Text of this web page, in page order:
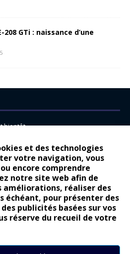
et des technologies
votre navigation, vous
encore comprendre
notre site web afin de
améliorations, réaliser des
échéant, pour présenter des
publicités basées sur vos
réserve du recueil de votre
208 GTi : naissance d’une
bientôt…
pour Citroën
d’une légende